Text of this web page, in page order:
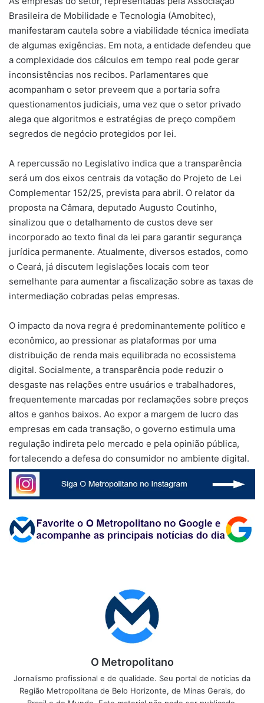
Brasileira de Mobilidade e Tecnologia (Amobitec),
manifestaram cautela sobre a viabilidade técnica imediata
de algumas exigências. Em nota, a entidade defendeu que
a complexidade dos cálculos em tempo real pode gerar
inconsistências nos recibos. Parlamentares que
acompanham o setor preveem que a portaria sofra
questionamentos judiciais, uma vez que o setor privado
alega que algoritmos e estratégias de preço compõem
segredos de negócio protegidos por lei.
A repercussão no Legislativo indica que a transparência
será um dos eixos centrais da votação do Projeto de Lei
Complementar 152/25, prevista para abril. O relator da
proposta na Câmara, deputado Augusto Coutinho,
sinalizou que o detalhamento de custos deve ser
incorporado ao texto final da lei para garantir segurança
jurídica permanente. Atualmente, diversos estados, como
o Ceará, já discutem legislações locais com teor
semelhante para aumentar a fiscalização sobre as taxas de
intermediação cobradas pelas empresas.
O impacto da nova regra é predominantemente político e
econômico, ao pressionar as plataformas por uma
distribuição de renda mais equilibrada no ecossistema
digital. Socialmente, a transparência pode reduzir o
desgaste nas relações entre usuários e trabalhadores,
frequentemente marcadas por reclamações sobre preços
altos e ganhos baixos. Ao expor a margem de lucro das
empresas em cada transação, o governo estimula uma
regulação indireta pelo mercado e pela opinião pública,
fortalecendo a defesa do consumidor no ambiente digital.
O Metropolitano
Jornalismo profissional e de qualidade. Seu portal de notícias da
Região Metropolitana de Belo Horizonte, de Minas Gerais, do